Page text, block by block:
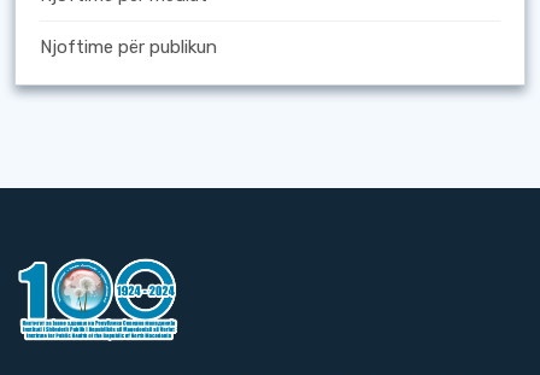
Njoftime për publikun